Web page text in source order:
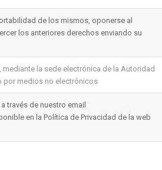
de los mismos, oponerse al
los anteriores derechos enviando su
mediante la sede electrónica de la Autoridad
por medios no electrónicos
través de nuestro email
en la Política de Privacidad de la web